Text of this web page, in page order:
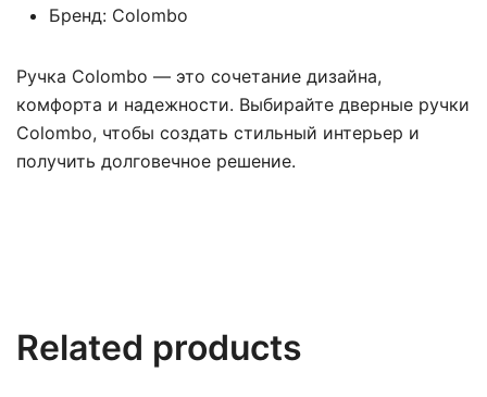
Бренд: Colombo
Ручка Colombo — это сочетание дизайна,
комфорта и надежности. Выбирайте дверные ручки
Colombo, чтобы создать стильный интерьер и
получить долговечное решение.
Related products